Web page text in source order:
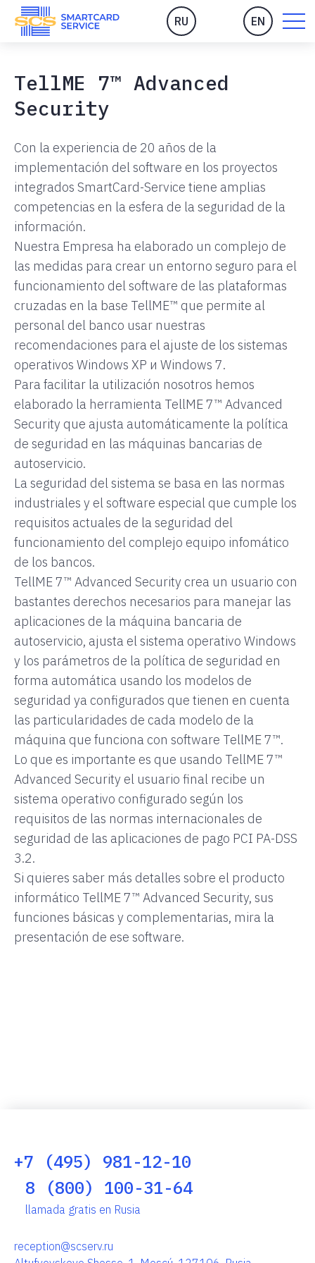
RU EN
TellME 7™ Advanced
Security
Con la experiencia de 20 años de la
implementación del software en los proyectos
integrados SmartCard-Service tiene amplias
competencias en la esfera de la seguridad de la
información.
Nuestra Empresa ha elaborado un complejo de
las medidas para crear un entorno seguro para el
funcionamiento del software de las plataformas
cruzadas en la base TellME™ que permite al
personal del banco usar nuestras
recomendaciones para el ajuste de los sistemas
operativos Windows XP и Windows 7.
Para facilitar la utilización nosotros hemos
elaborado la herramienta TellME 7™ Advanced
Security que ajusta automáticamente la política
de seguridad en las máquinas bancarias de
autoservicio.
La seguridad del sistema se basa en las normas
industriales y el software especial que cumple los
requisitos actuales de la seguridad del
funcionamiento del complejo equipo infomático
de los bancos.
TellME 7™ Advanced Security crea un usuario con
bastantes derechos necesarios para manejar las
aplicaciones de la máquina bancaria de
autoservicio, ajusta el sistema operativo Windows
y los parámetros de la política de seguridad en
forma automática usando los modelos de
seguridad ya configurados que tienen en cuenta
las particularidades de cada modelo de la
máquina que funciona con software TellME 7™.
Lo que es importante es que usando TellME 7™
Advanced Security el usuario final recibe un
sistema operativo configurado según los
requisitos de las normas internacionales de
seguridad de las aplicaciones de pago PCI PA-DSS
3.2.
Si quieres saber más detalles sobre el producto
informático TellME 7™ Advanced Security, sus
funciones básicas y complementarias, mira la
presentación de ese software.
+7 (495) 981-12-10
8 (800) 100-31-64
llamada gratis en Rusia
reception@scserv.ru